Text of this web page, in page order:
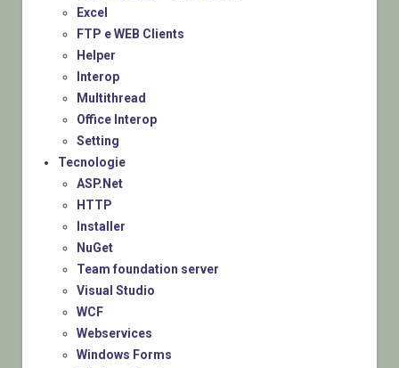
Excel
FTP e WEB Clients
Helper
Interop
Multithread
Office Interop
Setting
Tecnologie
ASP.Net
HTTP
Installer
NuGet
Team foundation server
Visual Studio
WCF
Webservices
Windows Forms